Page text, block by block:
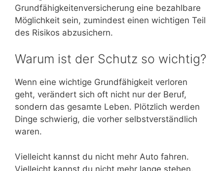
Grundfähigkeitenversicherung eine bezahlbare
Möglichkeit sein, zumindest einen wichtigen Teil
des Risikos abzusichern.
Warum ist der Schutz so wichtig?
Wenn eine wichtige Grundfähigkeit verloren
geht, verändert sich oft nicht nur der Beruf,
sondern das gesamte Leben. Plötzlich werden
Dinge schwierig, die vorher selbstverständlich
waren.
Vielleicht kannst du nicht mehr Auto fahren.
Vielleicht kannst du nicht mehr lange stehen.